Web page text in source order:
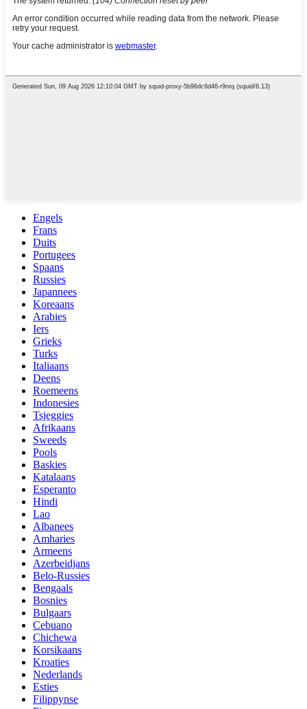
Engels
Frans
Duits
Portugees
Spaans
Russies
Japannees
Koreaans
Arabies
Iers
Grieks
Turks
Italiaans
Deens
Roemeens
Indonesies
Tsjeggies
Afrikaans
Sweeds
Pools
Baskies
Katalaans
Esperanto
Hindi
Lao
Albanees
Amharies
Armeens
Azerbeidjans
Belo-Russies
Bengaals
Bosnies
Bulgaars
Cebuano
Chichewa
Korsikaans
Kroaties
Nederlands
Esties
Filippynse